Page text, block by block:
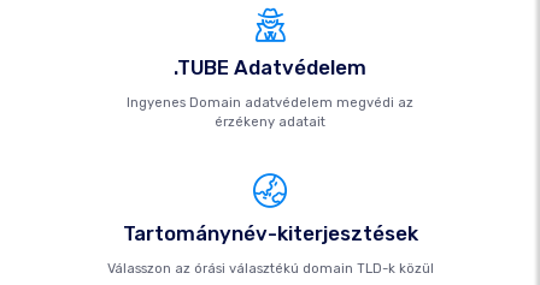
.TUBE Adatvédelem
Ingyenes Domain adatvédelem megvédi az
érzékeny adatait
Tartománynév-kiterjesztések
Válasszon az órási választékú domain TLD-k közül